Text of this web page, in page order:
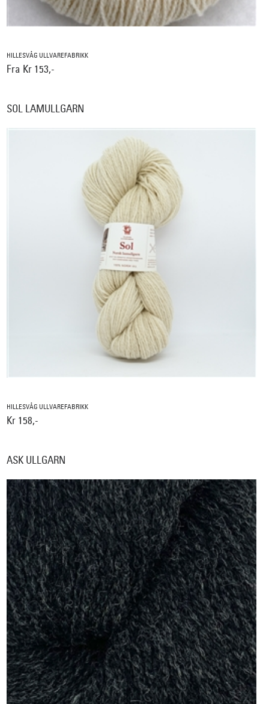
HILLESVÅG ULLVAREFABRIKK
Fra Kr 153,-
SOL LAMULLGARN
HILLESVÅG ULLVAREFABRIKK
Kr 158,-
ASK ULLGARN